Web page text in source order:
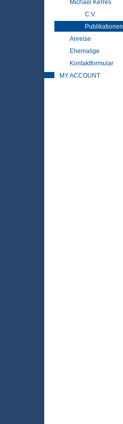
Michael Kerres
C.V.
Publikationen
Anreise
Ehemalige
Kontaktformular
MY ACCOUNT